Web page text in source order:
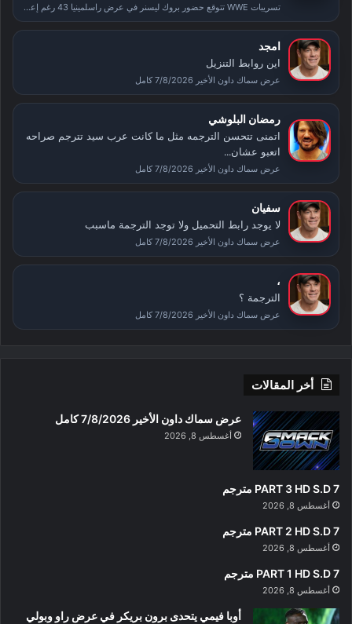
تسريبات WWE تتوقع حضور بروك ليسنر في عرض راسلمينيا 43 رغم إعلان اعتزاله
امجد
اين روابط التنزيل
عرض سماك داون الأخير 7/8/2026 كامل
رمضان البلوشي
اتمنى تتحسن الترجمه مثل ما كانت عرب سيد تترجم صراحه
اتعبو عشان...
عرض سماك داون الأخير 7/8/2026 كامل
سفيان
لا يوجد رابط التحميل ولا توجد الترجمة ماسبب
عرض سماك داون الأخير 7/8/2026 كامل
،
الترجمة ؟
عرض سماك داون الأخير 7/8/2026 كامل
أخر المقالات
عرض سماك داون الأخير 7/8/2026 كامل
أغسطس 8, 2026
PART 3 HD S.D 7 مترجم
أغسطس 8, 2026
PART 2 HD S.D 7 مترجم
أغسطس 8, 2026
PART 1 HD S.D 7 مترجم
أغسطس 8, 2026
أوبا فيمي يتحدى برون بريكر في عرض راو وبولي